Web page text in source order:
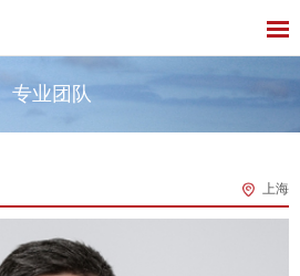
专业团队
上海